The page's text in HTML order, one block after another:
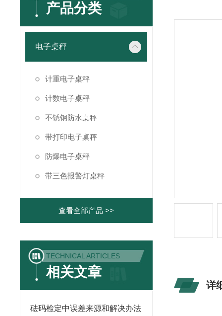
产品分类
电子桌秤
计重电子桌秤
计数电子桌秤
不锈钢防水桌秤
带打印电子桌秤
防爆电子桌秤
带三色报警灯桌秤
查看全部产品 >>
TECHNICAL ARTICLES
相关文章
砝码检定中误差来源和解决办法
详